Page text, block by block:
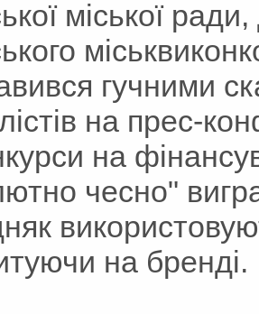
міської
гучними
на прес-
на
чесно"
на бренді.